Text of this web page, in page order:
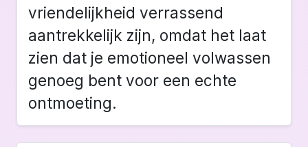
vriendelijkheid verrassend
aantrekkelijk zijn, omdat het laat
zien dat je emotioneel volwassen
genoeg bent voor een echte
ontmoeting.